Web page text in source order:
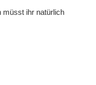
müsst ihr natürlich